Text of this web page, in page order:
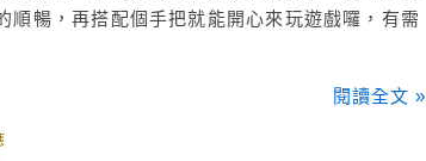
暢，再搭配個手把就能開心來玩遊戲囉，有需
閱讀全文 »